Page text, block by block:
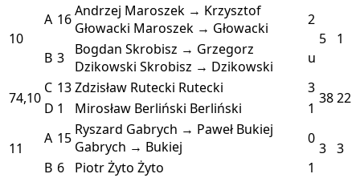
10
A 16Andrzej Maroszek → Krzysztof
Głowacki Maroszek → Głowacki
2
5
1
B 3
Bogdan Skrobisz → Grzegorz
Dzikowski Skrobisz → Dzikowski u
74,10
C 13Zdzisław Rutecki Rutecki 3
3822
D 1 Mirosław Berliński Berliński 1
11
A 15 Ryszard Gabrych → Paweł Bukiej
Gabrych → Bukiej
0
3 3
B 6 Piotr Żyto Żyto
1